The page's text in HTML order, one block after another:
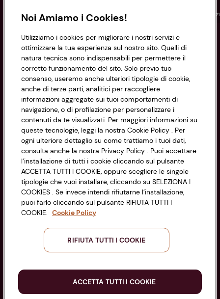
Conad Spesa online Assicurazioni
Informazioni
Privacy Policy
Cookie Policy
Impostazioni Cookie
Accessibilità
CONAD SOCIETÀ COOPERATIVA
Via Michelino, 59 | 40127 BOLOGNA
Codice Fiscale e Registro Imprese
di Bologna 00865960157
PARTITA IVA 03320960374
Servizio clienti
Seguici sui Social:
Noi Amiamo i Cookies!
Utilizziamo i cookies per migliorare i nostri servizi e
ottimizzare la tua esperienza sul nostro sito. Quelli di
natura tecnica sono indispensabili per permettere il
corretto funzionamento del sito. Solo previo tuo
consenso, useremo anche ulteriori tipologie di cookie,
anche di terze parti, analitici per raccogliere
informazioni aggregate sui tuoi comportamenti di
navigazione, o di profilazione per personalizzare i
contenuti da te visualizzati. Per maggiori informazioni su
queste tecnologie, leggi la nostra Cookie Policy . Per
ogni ulteriore dettaglio su come trattiamo i tuoi dati,
consulta anche la nostra Privacy Policy . Puoi accettare
l’installazione di tutti i cookie cliccando sul pulsante
ACCETTA TUTTI I COOKIE, oppure scegliere le singole
tipologie che vuoi installare, cliccando su SELEZIONA I
COOKIES . Se invece intendi rifiutarne l’installazione,
puoi farlo cliccando sul pulsante RIFIUTA TUTTI I
COOKIE. Cookie Policy
RIFIUTA TUTTI I COOKIE
ACCETTA TUTTI I COOKIE